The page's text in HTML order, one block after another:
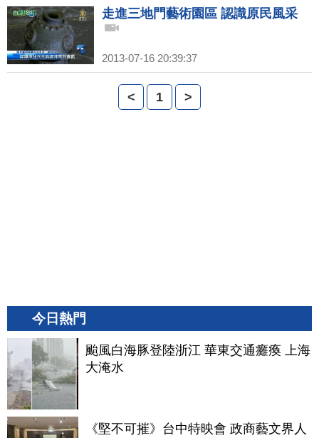
走進三地門藝術園區 認識原民風采
2013-07-16 20:39:37
< 1 >
今日熱門
颱風白海豚登陸浙江 華東交通癱瘓 上海
大淹水
《堅不可摧》台中特映會 政商藝文界人